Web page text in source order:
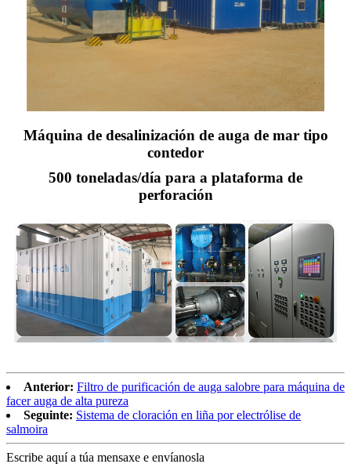
Máquina de desalinización de auga de mar tipo
contedor
500 toneladas/día para a plataforma de
perforación
Anterior: Filtro de purificación de auga salobre para máquina de
facer auga de alta pureza
Seguinte: Sistema de cloración en liña por electrólise de
salmoira
Escribe aquí a túa mensaxe e envíanosla